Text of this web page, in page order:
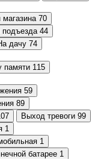
магазина 70
подъезда 44
дачу 74
памяти 115
59
89
Выход тревоги 99
1
1
батарее 1